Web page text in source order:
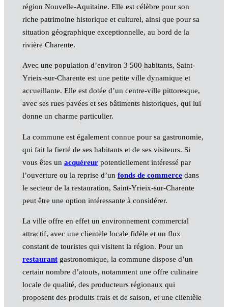
région Nouvelle-Aquitaine. Elle est célèbre pour son
riche patrimoine historique et culturel, ainsi que pour sa
situation géographique exceptionnelle, au bord de la
rivière Charente.
Avec une population d’environ 3 500 habitants, Saint-
Yrieix-sur-Charente est une petite ville dynamique et
accueillante. Elle est dotée d’un centre-ville pittoresque,
avec ses rues pavées et ses bâtiments historiques, qui lui
donne un charme particulier.
La commune est également connue pour sa gastronomie,
qui fait la fierté de ses habitants et de ses visiteurs. Si
vous êtes un acquéreurpotentiellement intéressé par
l’ouverture ou la reprise d’un fonds de commercedans
le secteur de la restauration, Saint-Yrieix-sur-Charente
peut être une option intéressante à considérer.
La ville offre en effet un environnement commercial
attractif, avec une clientèle locale fidèle et un flux
constant de touristes qui visitent la région. Pour un
restaurantgastronomique, la commune dispose d’un
certain nombre d’atouts, notamment une offre culinaire
locale de qualité, des producteurs régionaux qui
proposent des produits frais et de saison, et une clientèle